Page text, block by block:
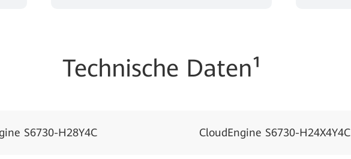
Technische Daten¹
S6730-H28Y4C CloudEngine S6730-H24X4Y4C